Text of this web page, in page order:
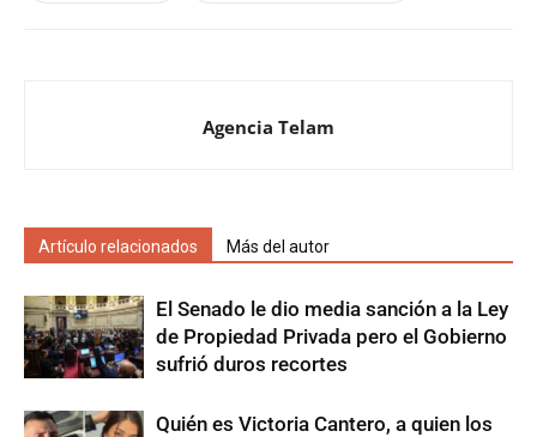
Agencia Telam
Artículo relacionados Más del autor
El Senado le dio media sanción a la Ley
de Propiedad Privada pero el Gobierno
sufrió duros recortes
Quién es Victoria Cantero, a quien los